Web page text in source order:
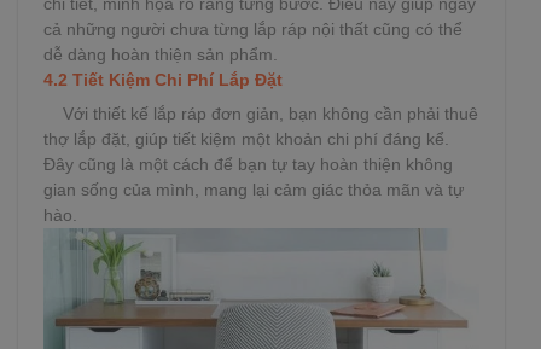
chi tiết, minh họa rõ ràng từng bước. Điều này giúp ngay
cả những người chưa từng lắp ráp nội thất cũng có thể
dễ dàng hoàn thiện sản phẩm.
4.2 Tiết Kiệm Chi Phí Lắp Đặt
Với thiết kế lắp ráp đơn giản, bạn không cần phải thuê
thợ lắp đặt, giúp tiết kiệm một khoản chi phí đáng kể.
Đây cũng là một cách để bạn tự tay hoàn thiện không
gian sống của mình, mang lại cảm giác thỏa mãn và tự
hào.